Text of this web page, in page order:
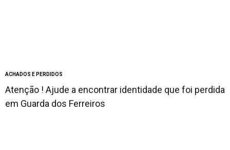
ACHADOS E PERDIDOS
Atenção ! Ajude a encontrar identidade que foi perdida
em Guarda dos Ferreiros